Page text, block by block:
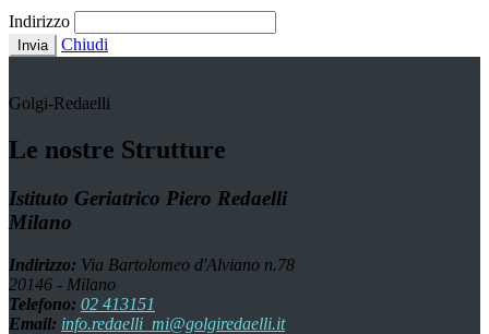
Indirizzo
Invia Chiudi
Golgi-Redaelli
Le nostre Strutture
Istituto Geriatrico Piero Redaelli
Milano
Indirizzo: Via Bartolomeo d'Alviano n.78
20146 - Milano
Telefono: 02 413151
Email: info.redaelli_mi@golgiredaelli.it